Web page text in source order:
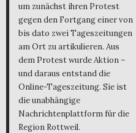
um zunächst ihren Protest
gegen den Fortgang einer von
bis dato zwei Tageszeitungen
am Ort zu artikulieren. Aus
dem Protest wurde Aktion –
und daraus entstand die
Online-Tageszeitung. Sie ist
die unabhängige
Nachrichtenplattform für die
Region Rottweil.